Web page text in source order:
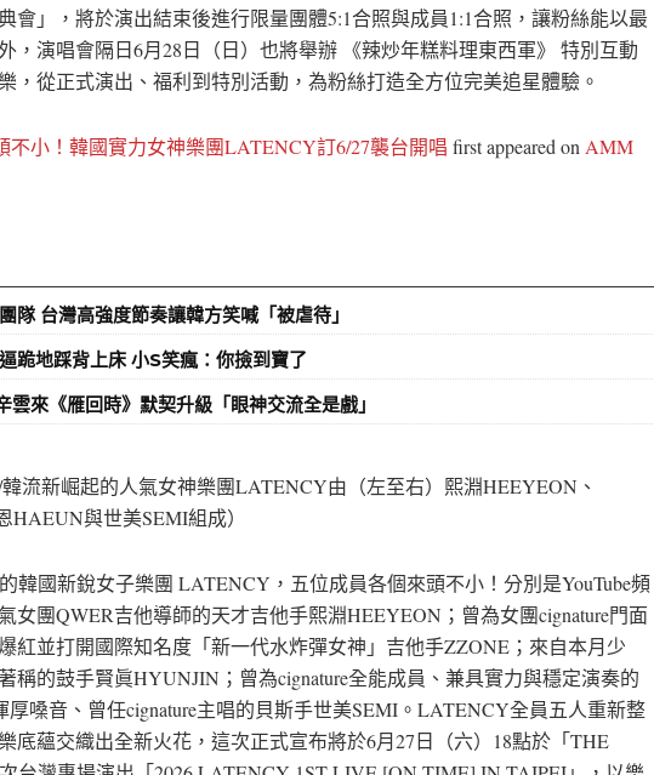
會」，將於演出結束後進行限量團體5:1合照與成員1:1合照，讓粉絲能以最
，演唱會隔日6月28日（日）也將舉辦 《辣炒年糕料理東西軍》 特別互動
，從正式演出、福利到特別活動，為粉絲打造全方位完美追星體驗。
不小！韓國實力女神樂團LATENCY訂6/27襲台開唱 first appeared on AMM
隊 台灣高強度節奏讓韓方笑喊「被虐待」
跪地踩背上床 小S笑瘋：你撿到寶了
來《雁回時》默契升級「眼神交流全是戲」
韓流新崛起的人氣女神樂團LATENCY由（左至右）熙淵HEEYEON、
與世美SEMI組成）
韓國新銳女子樂團 LATENCY，五位成員各個來頭不小！分別是YouTube頻
女團QWER吉他導師的天才吉他手熙淵HEEYEON；曾為女團cignature門面
紅並打開國際知名度「新一代水炸彈女神」吉他手ZZONE；來自本月少
稱的鼓手賢眞HYUNJIN；曾為cignature全能成員、兼具實力與穩定演奏的
嗓音、曾任cignature主唱的貝斯手世美SEMI。LATENCY全員五人重新整
底蘊交織出全新火花，這次正式宣布將於6月27日（六）18點於「THE